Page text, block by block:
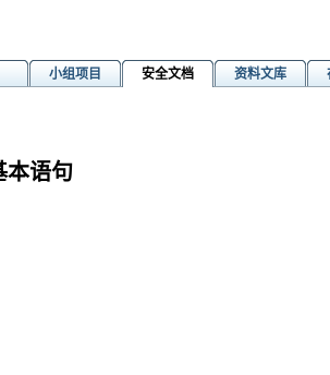
小组项目 安全文档 资料文库
本语句